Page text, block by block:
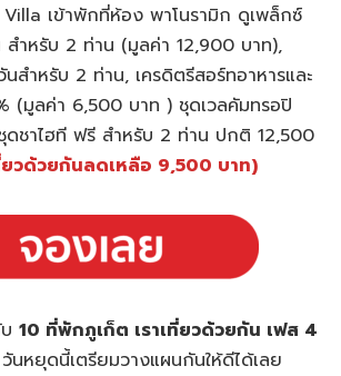
เข้าพักที่ห้อง พาโนรามิก ดูเพล็กซ์
ำหรับ 2 ท่าน (มูลค่า 12,900 บาท),
นสำหรับ 2 ท่าน, เครดิตรีสอร์ทอาหารและ
(มูลค่า 6,500 บาท ) ชุดเวลคัมทรอปิ
ชาไฮที ฟรี สำหรับ 2 ท่าน ปกติ 12,500
ยวด้วยกันลดเหลือ 9,500 บาท)
10 ที่พักภูเก็ต เราเที่ยวด้วยกัน เฟส 4
วันหยุดนี้เตรียมวางแผนกันให้ดีได้เลย